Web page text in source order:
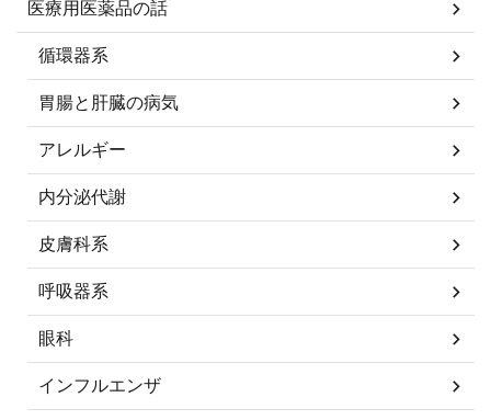
医療用医薬品の話
循環器系
胃腸と肝臓の病気
アレルギー
内分泌代謝
皮膚科系
呼吸器系
眼科
インフルエンザ